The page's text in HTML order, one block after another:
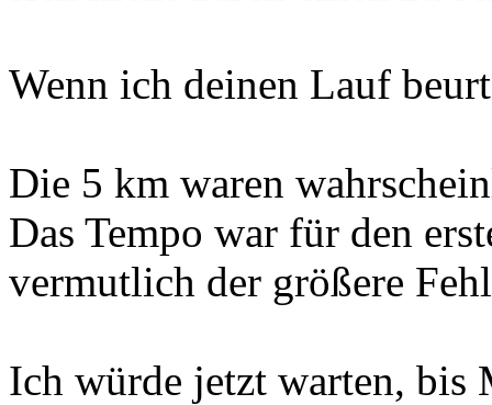
Wenn ich deinen Lauf
Die 5 km waren
Das Tempo war für den
vermutlich der größere
Ich würde jetzt warten, bis